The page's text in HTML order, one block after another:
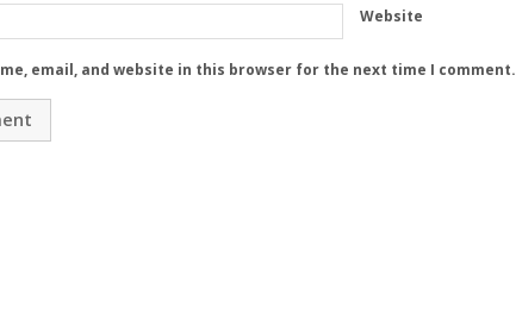
Website
email, and website in this browser for the next time I comment.